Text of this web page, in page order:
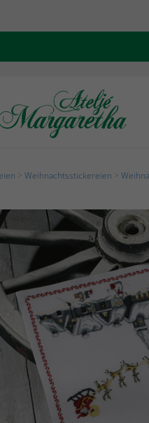
Weihnachtsstickereien